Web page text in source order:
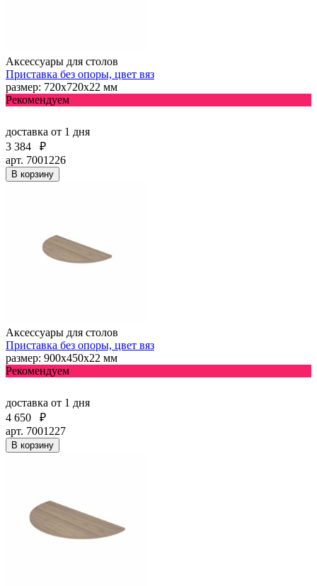
Аксессуары для столов
Приставка без опоры, цвет вяз
размер: 720х720х22 мм
Рекомендуем
доставка от 1 дня
3 384
₽
арт. 7001226
В корзину
Аксессуары для столов
Приставка без опоры, цвет вяз
размер: 900х450х22 мм
Рекомендуем
доставка от 1 дня
4 650
₽
арт. 7001227
В корзину